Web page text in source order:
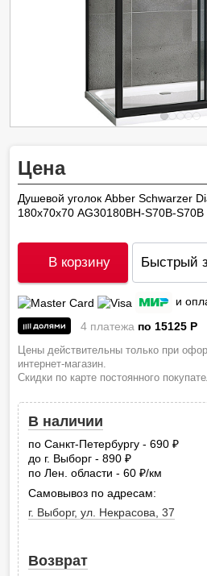
Цена
Душевой уголок Abber Schwarzer
180х70х70 AG30180BH-S70B-S70B
В корзину Быстрый
и
4 платежа по 15125 P
Цены действительны только при
интернет-магазин.
Скидки по карте постоянного
В наличии
по Санкт-Петербургу - 690
до г. Выборг - 890
по Лен. области - 60
руб.
/км
Самовывоз по адресам:
г. Выборг, ул. Некрасова, 37
Возврат